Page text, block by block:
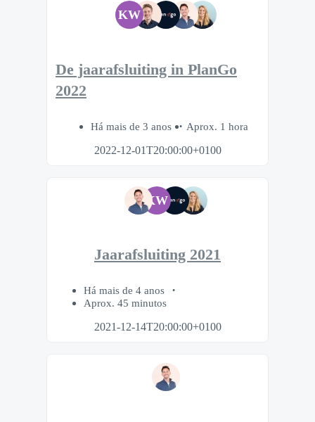
KW
De jaarafsluiting in PlanGo
2022
Há mais de 3 anos
Aprox. 1 hora
2022-12-01T20:00:00+0100
KW
Jaarafsluiting 2021
Há mais de 4 anos
Aprox. 45 minutos
2021-12-14T20:00:00+0100